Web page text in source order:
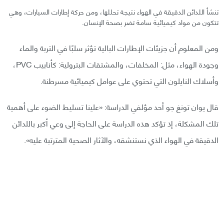
تنشأ اللدائن الدقيقة في الهواء نتيجة تحللها، ومن حركة إطارات السيارات، وهي
تتكون من مواد كيميائية سامة تضر بصحة الإنسان.
ومن المعلوم أن جزيئات الإطارات البالية تؤثر سلبًا في التربة والماء
وجودة الهواء، مثل: المخلفات، والمشتقات البترولية: كأنابيب PVC،
وأسلاك النايلون التي تحتوي على عوامل كيميائية مسرطنة.
قال يوان تونغ جو أحد مؤلفي الدراسة: «علينا تسليط الضوء على أهمية
تلك المشكلة، إذ تؤكد هذه الدراسة على الحاجة إلى وعي أكبر باللدائن
الدقيقة في الهواء الذي نستنشقه، والآثار الصحية المترتبة عليه».